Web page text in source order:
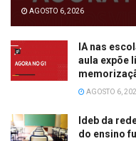
AGOSTO 6, 2026
IA nas
aula expõe
AGOSTO 6,
Ideb da
do ensino